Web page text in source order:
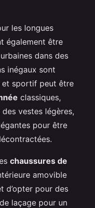
les longues
également être
dans des
inégaux sont
et sportif peut être
classiques,
vestes légères,
pour être
chaussures de
amovible
d’opter pour des
laçage pour un